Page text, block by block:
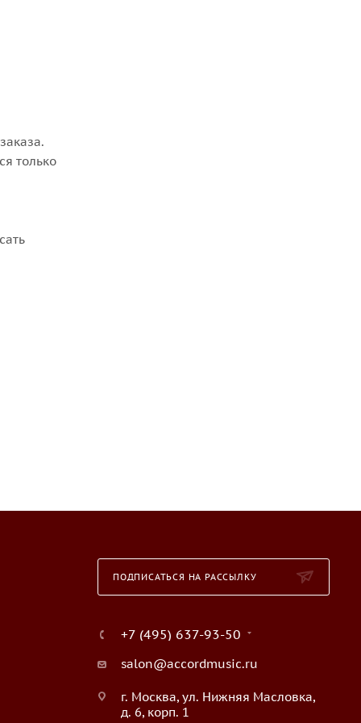
только
ПОДПИСАТЬСЯ НА РАССЫЛКУ
+7 (495) 637-93-50
salon@accordmusic.ru
г. Москва, ул. Нижняя Масловка,
д. 6, корп. 1